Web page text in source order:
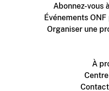
Abonnez-vous
Événements
Organiser une
À